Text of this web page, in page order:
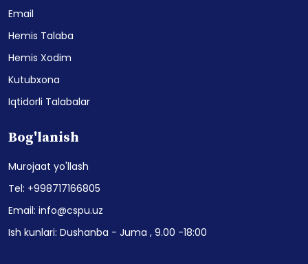
Email
Hemis Talaba
Hemis Xodim
Kutubxona
Iqtidorli Talabalar
Bog'lanish
Murojaat yo'llash
Tel: +998717166805
Email: info@cspu.uz
Ish kunlari: Dushanba - Juma , 9.00 -18:00